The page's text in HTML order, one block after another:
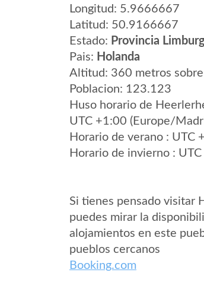
Longitud: 5.9666667
Latitud: 50.9166667
Estado: Provincia
Pais: Holanda
Altitud: 360 metros
Poblacion: 123.123
Huso horario de
UTC +1:00 (Europe/
Horario de verano : UTC
Horario de invierno :
Si tienes pensado visitar
puedes mirar la
alojamientos en este
pueblos cercanos
Booking.com